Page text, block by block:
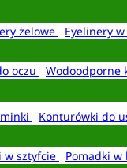
żelowe Eyelinery
oczu Wodoodporne
Konturówki do
w sztyfcie Pomadki w